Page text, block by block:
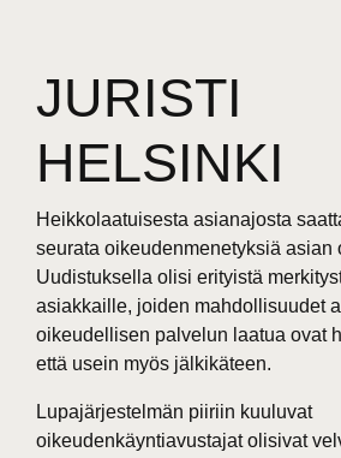
JURISTI
HELSINKI
Heikkolaatuisesta asianajosta
seurata oikeudenmenetyksiä asian
Uudistuksella olisi erityistä
asiakkaille, joiden mahdollisuudet
oikeudellisen palvelun laatua ovat
että usein myös jälkikäteen.
Lupajärjestelmän piiriin kuuluvat
oikeudenkäyntiavustajat olisivat